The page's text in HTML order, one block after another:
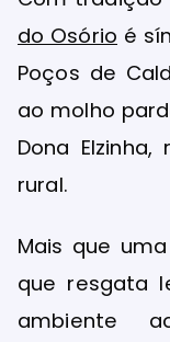
do Osório é
Poços de
ao molho
Dona
rural.
Mais que
que resgata
ambiente